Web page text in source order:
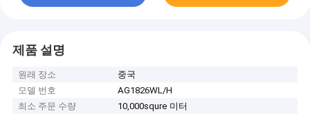
제품 설명
원래 장소
중국
모델 번호
AG1826WL/H
최소 주문 수량
10,000squre 미터